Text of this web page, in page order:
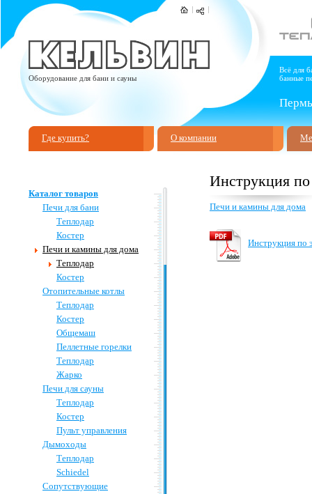
Оборудование для бани и сауны
Всё для
банные
Где купить? О компании
Каталог товаров
Печи для бани
Теплодар
Костер
Печи и камины для дома
Теплодар
Костер
Отопительные котлы
Теплодар
Костер
Общемаш
Пеллетные горелки
Теплодар
Жарко
Печи для сауны
Теплодар
Костер
Пульт управления
Дымоходы
Теплодар
Schiedel
Сопутствующие
Инструкция
Печи и камины для дома
Инструкция по